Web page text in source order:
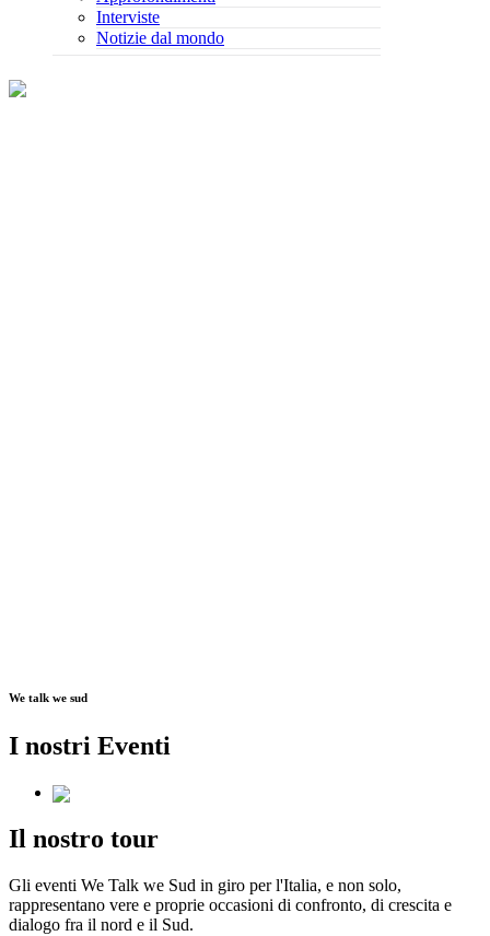
Interviste
Notizie dal mondo
We talk we sud
I nostri Eventi
Il nostro tour
Gli eventi We Talk we Sud in giro per l'Italia, e non solo,
rappresentano vere e proprie occasioni di confronto, di crescita e
dialogo fra il nord e il Sud.